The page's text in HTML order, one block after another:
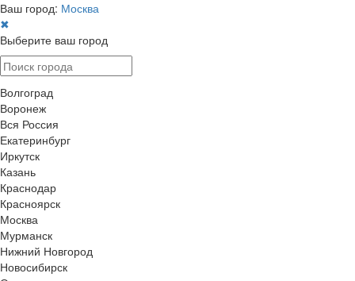
Ваш город: Москва
✖
Выберите ваш город
Волгоград
Воронеж
Вся Россия
Екатеринбург
Иркутск
Казань
Краснодар
Красноярск
Москва
Мурманск
Нижний Новгород
Новосибирск